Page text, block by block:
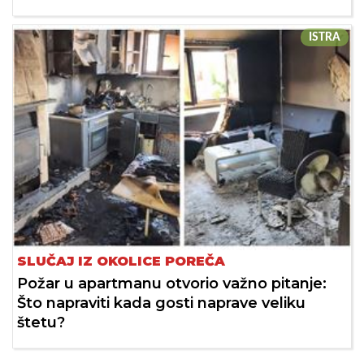
ISTRA
SLUČAJ IZ OKOLICE POREČA
Požar u apartmanu otvorio važno pitanje:
Što napraviti kada gosti naprave veliku
štetu?